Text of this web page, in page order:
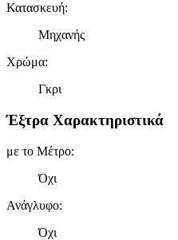
Κατασκευή:
Μηχανής
Χρώμα:
Γκρι
Έξτρα Χαρακτηριστικά
με το Μέτρο:
Όχι
Ανάγλυφο:
Όχι